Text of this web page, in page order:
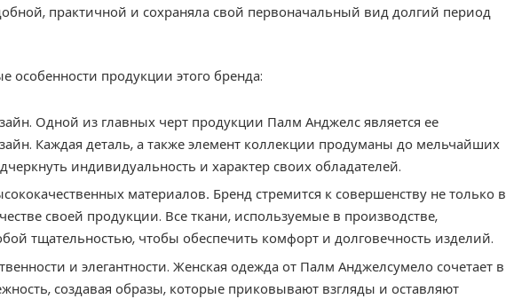
практичной и сохраняла свой первоначальный вид долгий период
особенности продукции этого бренда:
Одной из главных черт продукции Палм Анджелс является ее
Каждая деталь, а также элемент коллекции продуманы до мельчайших
индивидуальность и характер своих обладателей.
материалов. Бренд стремится к совершенству не только в
своей продукции. Все ткани, используемые в производстве,
тщательностью, чтобы обеспечить комфорт и долговечность изделий.
и элегантности. Женская одежда от Палм Анджелсумело сочетает в
создавая образы, которые приковывают взгляды и оставляют